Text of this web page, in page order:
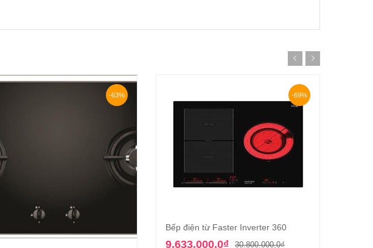
-63% -69%
Thêm vào giỏ hàng
Bếp điện từ Faster Inverter 360
30.800.000,0₫Giá
9.633.000,0₫
Giá